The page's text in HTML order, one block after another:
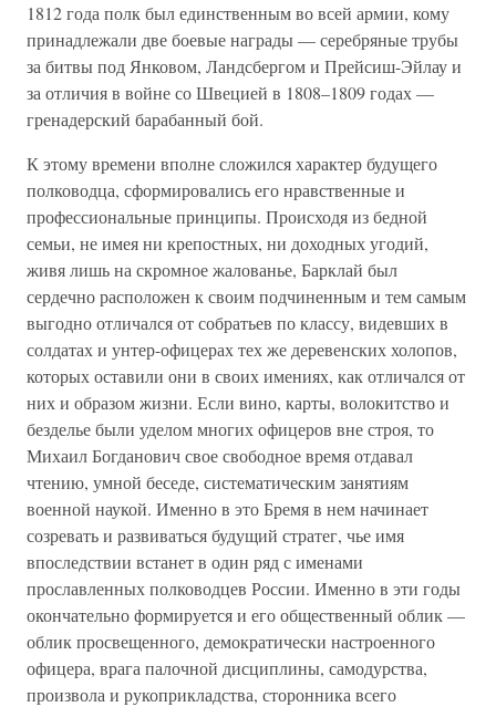
1812 года полк был единственным во всей армии, кому
принадлежали две боевые награды — серебряные трубы
за битвы под Янковом, Ландсбергом и Прейсиш-Эйлау и
за отличия в войне со Швецией в 1808–1809 годах —
гренадерский барабанный бой.
К этому времени вполне сложился характер будущего
полководца, сформировались его нравственные и
профессиональные принципы. Происходя из бедной
семьи, не имея ни крепостных, ни доходных угодий,
живя лишь на скромное жалованье, Барклай был
сердечно расположен к своим подчиненным и тем самым
выгодно отличался от собратьев по классу, видевших в
солдатах и унтер-офицерах тех же деревенских холопов,
которых оставили они в своих имениях, как отличался от
них и образом жизни. Если вино, карты, волокитство и
безделье были уделом многих офицеров вне строя, то
Михаил Богданович свое свободное время отдавал
чтению, умной беседе, систематическим занятиям
военной наукой. Именно в это Бремя в нем начинает
созревать и развиваться будущий стратег, чье имя
впоследствии встанет в один ряд с именами
прославленных полководцев России. Именно в эти годы
окончательно формируется и его общественный облик —
облик просвещенного, демократически настроенного
офицера, врага палочной дисциплины, самодурства,
произвола и рукоприкладства, сторонника всего